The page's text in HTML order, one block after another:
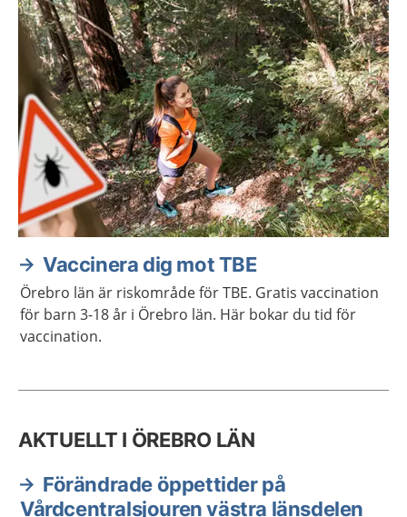
Vaccinera dig mot TBE
Örebro län är riskområde för TBE. Gratis vaccination
för barn 3-18 år i Örebro län. Här bokar du tid för
vaccination.
AKTUELLT I ÖREBRO LÄN
Förändrade öppettider på
Vårdcentralsjouren västra länsdelen